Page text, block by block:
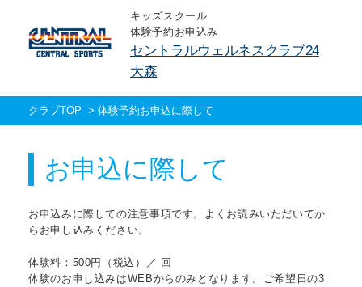
キッズスクール
体験予約お申込み
セントラルウェルネスクラブ24
大森
クラブTOP > 体験予約お申込に際して
お申込に際して
お申込みに際しての注意事項です。よくお読みいただいてか
らお申し込みください。
体験料：500円（税込）／ 回
体験のお申し込みはWEBからのみとなります。ご希望日の3